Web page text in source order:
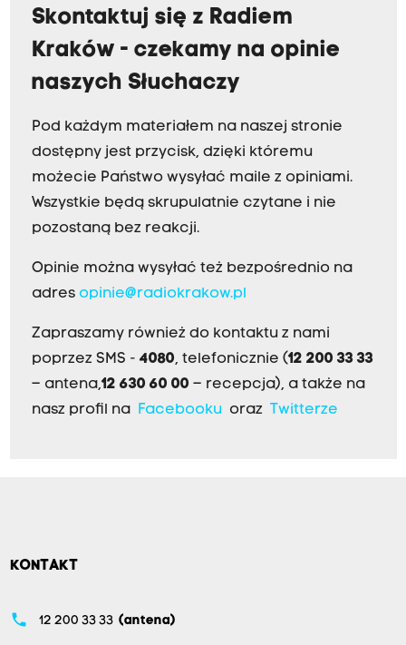
Skontaktuj się z Radiem
Kraków - czekamy na opinie
naszych Słuchaczy
Pod każdym materiałem na naszej stronie
dostępny jest przycisk, dzięki któremu
możecie Państwo wysyłać maile z opiniami.
Wszystkie będą skrupulatnie czytane i nie
pozostaną bez reakcji.
Opinie można wysyłać też bezpośrednio na
adres opinie@radiokrakow.pl
Zapraszamy również do kontaktu z nami
poprzez SMS - 4080, telefonicznie (12 200 33 33
– antena,12 630 60 00 – recepcja), a także na
nasz profil na Facebookuoraz Twitterze
KONTAKT
phone 12 200 33 33 (antena)